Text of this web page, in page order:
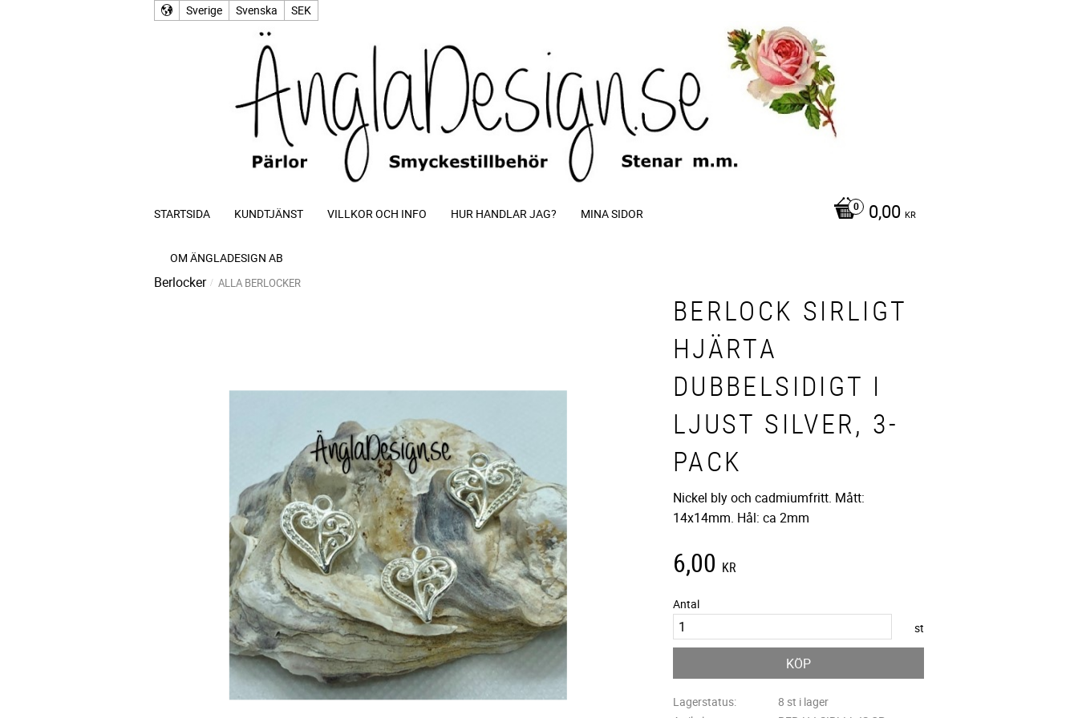
Sverige Svenska SEK
0,00 KR
STARTSIDA KUNDTJÄNST VILLKOR OCH INFO HUR HANDLAR JAG? MINA SIDOR
OM ÄNGLADESIGN AB
Berlocker ALLA BERLOCKER
BERLOCK SIRLIGT
HJÄRTA
DUBBELSIDIGT I
LJUST SILVER, 3-
PACK
Nickel bly och cadmiumfritt. Mått:
14x14mm. Hål: ca 2mm
6,00 KR
Antal
st
KÖP
Lagerstatus
8 st i lager